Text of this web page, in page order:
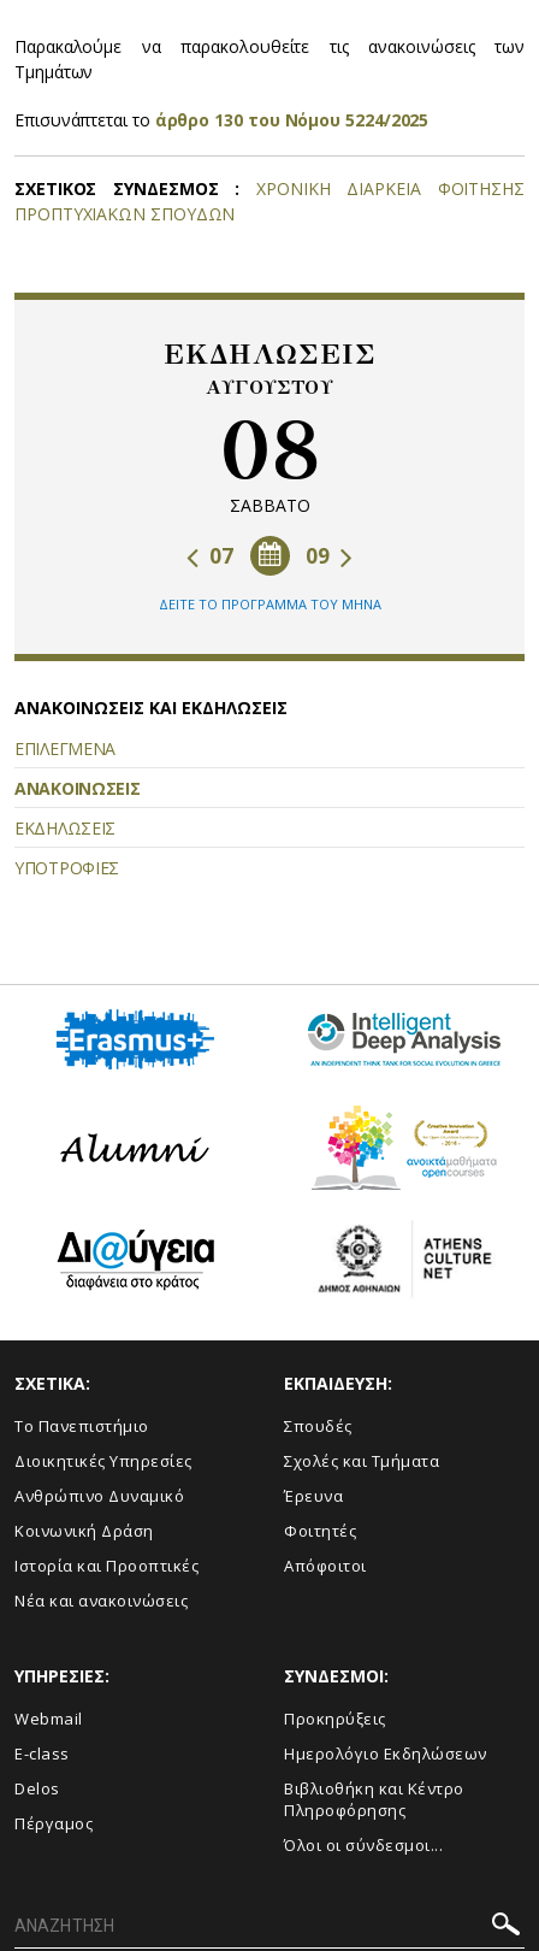
Παρακαλούμε να παρακολουθείτε τις ανακοινώσεις των
Τμημάτων
Επισυνάπτεται το άρθρο 130 του Νόμου 5224/2025
ΣΧΕΤΙΚΟΣ ΣΥΝΔΕΣΜΟΣ :
ΧΡΟΝΙΚΗ ΔΙΑΡΚΕΙΑ ΦΟΙΤΗΣΗΣ
ΠΡΟΠΤΥΧΙΑΚΩΝ ΣΠΟΥΔΩΝ
ΕΚΔΗΛΩΣΕΙΣ
ΑΥΓΟΥΣΤΟΥ
08
ΣΑΒΒΑΤΟ
09
07
ΔΕΙΤΕ ΤΟ ΠΡΟΓΡΑΜΜΑ ΤΟΥ ΜΗΝΑ
ΑΝΑΚΟΙΝΩΣΕΙΣ ΚΑΙ ΕΚΔΗΛΩΣΕΙΣ
ΕΠΙΛΕΓΜΕΝΑ
ΑΝΑΚΟΙΝΩΣΕΙΣ
ΕΚΔΗΛΩΣΕΙΣ
ΥΠΟΤΡΟΦΙΕΣ
ΣΧΕΤΙΚΑ:
Το Πανεπιστήμιο
Διοικητικές Υπηρεσίες
Ανθρώπινο Δυναμικό
Κοινωνική Δράση
Ιστορία και Προοπτικές
Νέα και ανακοινώσεις
ΕΚΠΑΙΔΕΥΣΗ:
Σπουδές
Σχολές και Τμήματα
Έρευνα
Φοιτητές
Απόφοιτοι
ΥΠΗΡΕΣΙΕΣ:
Webmail
E-class
Delos
Πέργαμος
ΣΥΝΔΕΣΜΟΙ:
Προκηρύξεις
Ημερολόγιο Εκδηλώσεων
Βιβλιοθήκη και Κέντρο
Πληροφόρησης
Όλοι οι σύνδεσμοι...